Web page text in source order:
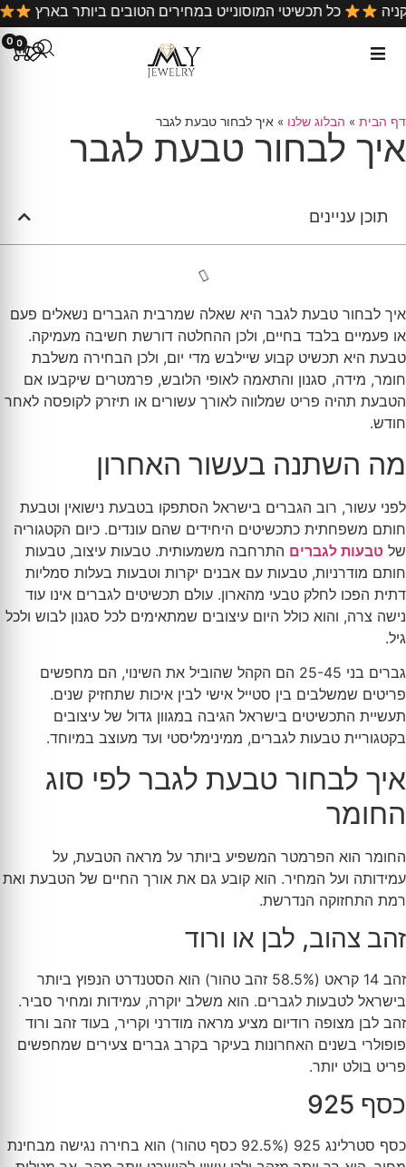
כל קניה כל תכשיטי המוסונייט במחירים הטובים ביותר
0 0
דף הבית » הבלוג שלנו » איך לבחור טבעת לגבר
איך לבחור טבעת לגבר
תוכן עניינים
איך לבחור טבעת לגבר היא שאלה שמרבית הגברים נשאלים פעם
או פעמיים בלבד בחיים, ולכן ההחלטה דורשת חשיבה מעמיקה.
טבעת היא תכשיט קבוע שיילבש מדי יום, ולכן הבחירה משלבת
חומר, מידה, סגנון והתאמה לאופי הלובש, פרמטרים שיקבעו אם
הטבעת תהיה פריט שמלווה לאורך עשורים או תיזרק לקופסה לאחר
חודש.
מה השתנה בעשור האחרון
לפני עשור, רוב הגברים בישראל הסתפקו בטבעת נישואין וטבעת
חותם משפחתית כתכשיטים היחידים שהם עונדים. כיום הקטגוריה
של טבעות לגברים התרחבה משמעותית. טבעות עיצוב, טבעות
חותם מודרניות, טבעות עם אבנים יקרות וטבעות בעלות סמליות
דתית הפכו לחלק טבעי מהארון. עולם תכשיטים לגברים אינו עוד
נישה צרה, והוא כולל היום עיצובים שמתאימים לכל סגנון לבוש ולכל
גיל.
גברים בני 25-45 הם הקהל שהוביל את השינוי, הם מחפשים
פריטים שמשלבים בין סטייל אישי לבין איכות שתחזיק שנים.
תעשיית התכשיטים בישראל הגיבה במגוון גדול של עיצובים
בקטגוריית טבעות לגברים, ממינימליסטי ועד מעוצב במיוחד.
איך לבחור טבעת לגבר לפי סוג
החומר
החומר הוא הפרמטר המשפיע ביותר על מראה הטבעת, על
עמידותה ועל המחיר. הוא קובע גם את אורך החיים של הטבעת ואת
רמת התחזוקה הנדרשת.
זהב צהוב, לבן או ורוד
זהב 14 קראט (58.5% זהב טהור) הוא הסטנדרט הנפוץ ביותר
בישראל לטבעות לגברים. הוא משלב יוקרה, עמידות ומחיר סביר.
זהב לבן מצופה רודיום מציע מראה מודרני וקריר, בעוד זהב ורוד
פופולרי בשנים האחרונות בעיקר בקרב גברים צעירים שמחפשים
פריט בולט יותר.
כסף 925
כסף סטרלינג 925 (92.5% כסף טהור) הוא בחירה נגישה מבחינת